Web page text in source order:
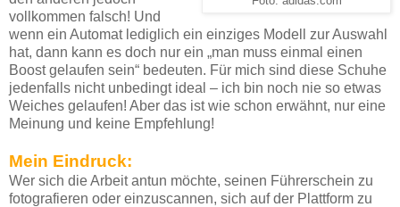
vollkommen falsch! Und
wenn ein Automat lediglich ein einziges Modell zur Auswahl
hat, dann kann es doch nur ein „man muss einmal einen
Boost gelaufen sein“ bedeuten. Für mich sind diese Schuhe
jedenfalls nicht unbedingt ideal – ich bin noch nie so etwas
Weiches gelaufen! Aber das ist wie schon erwähnt, nur eine
Meinung und keine Empfehlung!
Mein Eindruck:
Wer sich die Arbeit antun möchte, seinen Führerschein zu
fotografieren oder einzuscannen, sich auf der Plattform zu